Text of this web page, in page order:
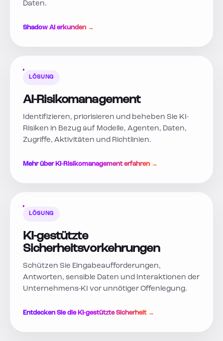
Daten.
Shadow AI erkunden →
LÖSUNG
AI-Risikomanagement
Identifizieren, priorisieren und beheben Sie KI-
Risiken in Bezug auf Modelle, Agenten, Daten,
Zugriffe, Aktivitäten und Richtlinien.
Mehr über KI-Risikomanagement erfahren →
LÖSUNG
KI-gestützte
Sicherheitsvorkehrungen
Schützen Sie Eingabeaufforderungen,
Antworten, sensible Daten und Interaktionen der
Unternehmens-KI vor unnötiger Offenlegung.
Entdecken Sie die KI-gestützte Sicherheit →